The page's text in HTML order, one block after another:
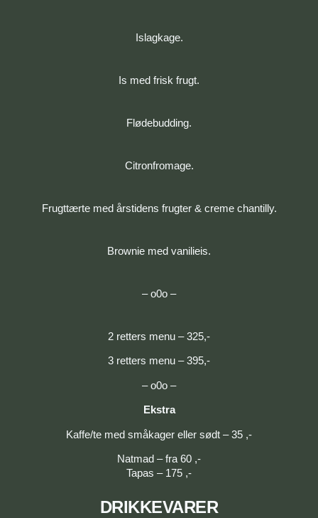
Islagkage.
Is med frisk frugt.
Flødebudding.
Citronfromage.
Frugttærte med årstidens frugter & creme chantilly.
Brownie med vanilieis.
– o0o –
2 retters menu – 325,-
3 retters menu – 395,-
– o0o –
Ekstra
Kaffe/te med småkager eller sødt – 35 ,-
Natmad – fra 60 ,-
Tapas – 175 ,-
DRIKKEVARER